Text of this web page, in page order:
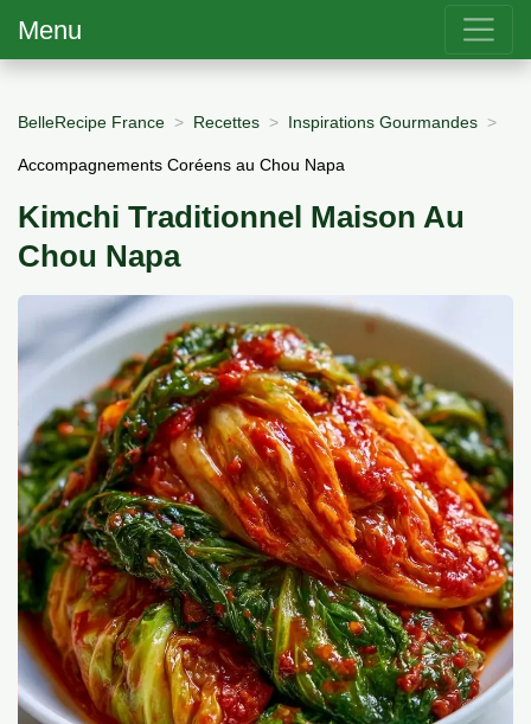
Menu
BelleRecipe France Recettes Inspirations Gourmandes
Accompagnements Coréens au Chou Napa
Kimchi Traditionnel Maison Au
Chou Napa